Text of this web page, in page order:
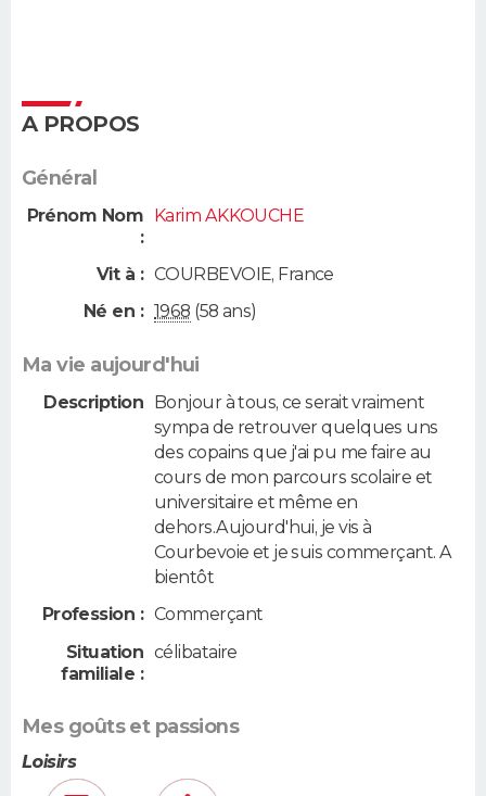
A PROPOS
Général
Prénom Nom
:
Karim AKKOUCHE
Vit à : COURBEVOIE, France
Né en : 1968 (58 ans)
Ma vie aujourd'hui
Description Bonjour à tous, ce serait vraiment
sympa de retrouver quelques uns
des copains que j'ai pu me faire au
cours de mon parcours scolaire et
universitaire et même en
dehors.Aujourd'hui, je vis à
Courbevoie et je suis commerçant. A
bientôt
Profession : Commerçant
Situation
familiale :
célibataire
Mes goûts et passions
Loisirs